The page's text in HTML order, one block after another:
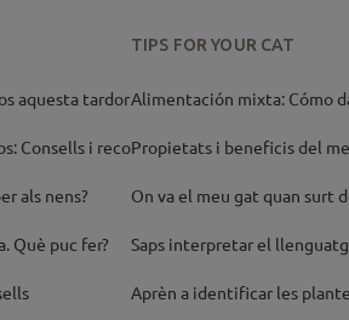
aquesta tardor
Consells i recom
als nens?
Què puc fer?
TIPS FOR YOUR CAT
Alimentación mixta: Cómo
Propietats i beneficis del
On va el meu gat quan surt
Saps interpretar el
Aprèn a identificar les